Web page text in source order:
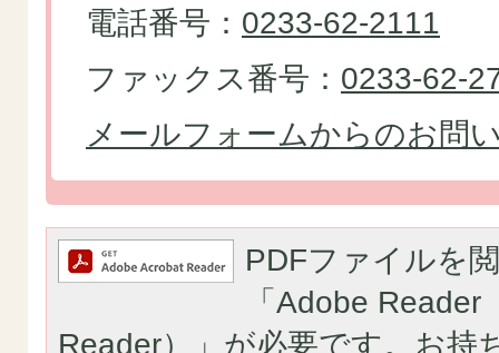
電話番号： 0233-62-2111
ファックス番号： 0233-62-
メールフォームからのお問
PDFファイルを
「Adobe Reader
Reader）」が必要です。お持